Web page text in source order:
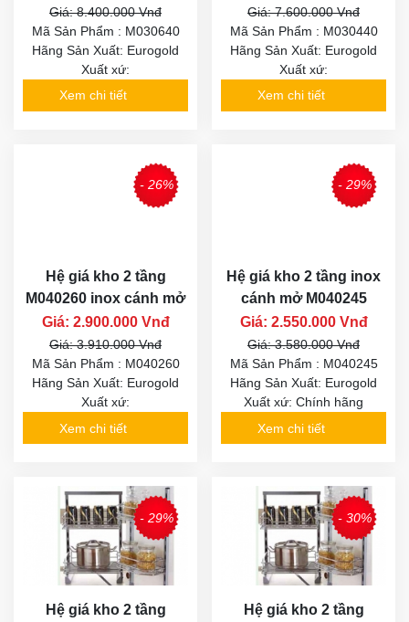
Giá: 8.400.000 Vnđ
Mã Sản Phẩm : M030640
Hãng Sản Xuất: Eurogold
Xuất xứ:
Xem chi tiết
Giá: 7.600.000 Vnđ
Mã Sản Phẩm : M030440
Hãng Sản Xuất: Eurogold
Xuất xứ:
Xem chi tiết
- 26%
Hệ giá kho 2 tầng
M040260 inox cánh mở
Giá: 2.900.000 Vnđ
Giá: 3.910.000 Vnđ
Mã Sản Phẩm : M040260
Hãng Sản Xuất: Eurogold
Xuất xứ:
Xem chi tiết
- 29%
Hệ giá kho 2 tầng inox
cánh mở M040245
Giá: 2.550.000 Vnđ
Giá: 3.580.000 Vnđ
Mã Sản Phẩm : M040245
Hãng Sản Xuất: Eurogold
Xuất xứ: Chính hãng
Xem chi tiết
- 29%
Hệ giá kho 2 tầng
- 30%
Hệ giá kho 2 tầng